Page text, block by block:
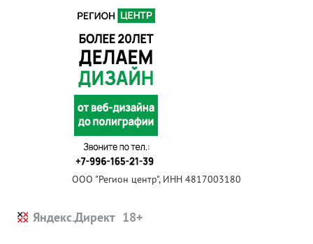
ООО "Регион центр", ИНН 4817003180
Яндекс.Директ